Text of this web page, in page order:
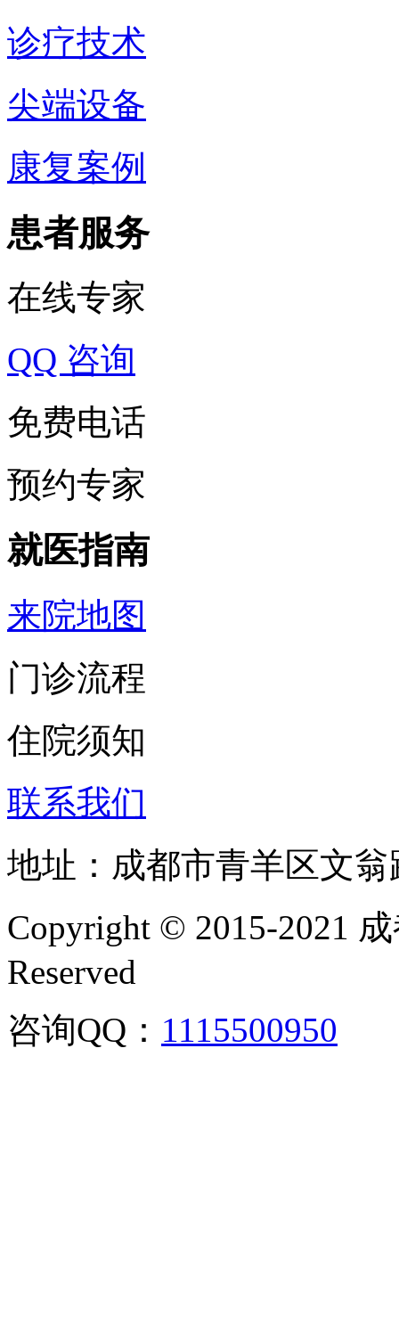
诊疗技术
尖端设备
康复案例
患者服务
在线专家
QQ 咨询
免费电话
预约专家
就医指南
来院地图
门诊流程
住院须知
联系我们
地址：成都市青羊区文
Copyright © 2015-2021
Reserved
咨询QQ： 1115500950